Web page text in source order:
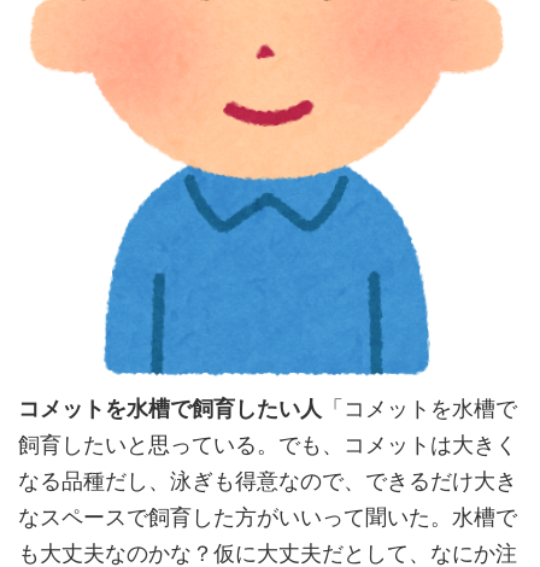
コメットを水槽で飼育したい人 「コメットを水槽で
飼育したいと思っている。でも、コメットは大きく
なる品種だし、泳ぎも得意なので、できるだけ大き
なスペースで飼育した方がいいって聞いた。水槽で
も大丈夫なのかな？仮に大丈夫だとして、なにか注